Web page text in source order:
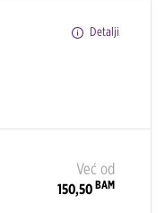
Detalji
Već od
150,50 BAM